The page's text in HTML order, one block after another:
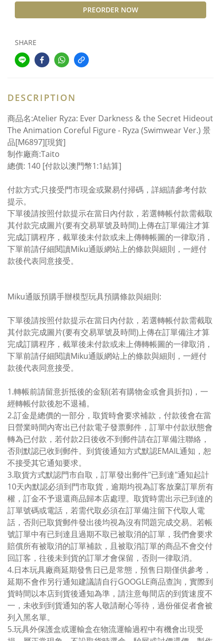
PREORDER NOW
SHARE
DESCRIPTION
商品名:Atelier Ryza: Ever Darkness & the Secret Hideout
The Animation Coreful Figure - Ryza (Swimwear Ver.) 景
品[M6897][現貨]
制作廠商:Taito
總價: 140 [付款以澳門幣1:1結算]
付款方式:只接受門市現金或聚易付掃碼，詳細請參考付款
提示。
下單後請按照付款提示在當日內付款，若選轉帳付款需截取
其付款完成圖片(要有交易單號及時間)上傳在訂單備注才算
完成訂購程序，截單後未付款或未上傳轉帳圖的一律取消，
下單前請仔細閱讀Miku通販網站上的條款與細則，一經付
款後代表同意接受。
Miku通販預購手辦模型玩具預購條款與細則:
下單後請按照付款提示在當日內付款，若選轉帳付款需截取
其付款完成圖片(要有交易單號及時間)上傳在訂單備注才算
完成訂購程序，截單後未付款或未上傳轉帳圖的一律取消，
下單前請仔細閱讀Miku通販網站上的條款與細則，一經付
款後代表同意接受。
1.轉帳前請留意折抵後的金額(若有購物金或會員折扣)，一
經轉帳付款後恕不退補。
2.訂金是總價的一部分，取貨時會要求補款，付款後會在當
日營業時間內寄出已付款電子發票郵件，訂單中付款狀態會
轉為已付款，若付款2日後收不到郵件請在訂單備注聯絡，
否則默認已收到郵件。到貨後通知方式默認EMAIL通知，恕
不接受其它通知要求。
3.取貨方式默認門市自取，訂單發出郵件"已到達"通知起計
10天內默認必須到門市取貨，逾期均視為訂客放棄訂單所有
權，訂金不予退還商品歸本店處理。取貨時需出示已到達的
訂單號碼或電話，若需代取必須在訂單備注留下代取人電
話，否則已取貨郵件發出後均視為沒有問題完成交易。若帳
號訂單中有已到達且過期不取已被取消的訂單，我們會要求
賠償所有被取消的訂單補款，且被取消訂單的商品不會交付
回訂客，往後未到貨的訂單才會保留，否則一律取消。
4.日本玩具廠商延期發售日已是常態，預售日期僅供參考，
延期不會作另行通知建議請自行GOOGLE商品查詢，實際到
貨時間以本店到貨後通知為準，請注意每間店的到貨速度不
一，未收到到貨通知的客人敬請耐心等待，過份催促者會被
列入黑名單。
5.玩具外保護盒或運輸盒在物流運輸過程中有機會出現受